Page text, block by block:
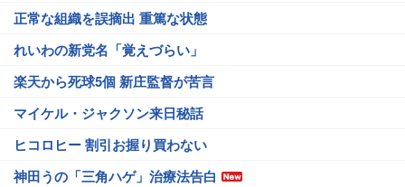
正常な組織を誤摘出 重篤な状態
れいわの新党名「覚えづらい」
楽天から死球5個 新庄監督が苦言
マイケル・ジャクソン来日秘話
ヒコロヒー 割引お握り買わない
神田うの「三角ハゲ」治療法告白